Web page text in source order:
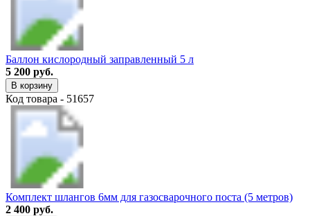
Баллон кислородный заправленный 5 л
5 200 руб.
В корзину
Код товара - 51657
Комплект шлангов 6мм для газосварочного поста (5 метров)
2 400 руб.